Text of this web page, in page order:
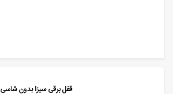
قفل برقی سیزا بدون شاسی